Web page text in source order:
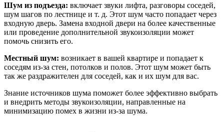
Шум из подъезда: включает звуки лифта, разговоры соседей,
шум шагов по лестнице и т. д. Этот шум часто попадает через
входную дверь. Замена входной двери на более качественные
или проведение дополнительной звукоизоляции может
помочь снизить его.
Местный шум: возникает в вашей квартире и попадает к
соседям из-за стен, потолков и полов. Этот шум может быть
так же раздражителен для соседей, как и их шум для вас.
Знание источников шума поможет более эффективно выбрать
и внедрить методы звукоизоляции, направленные на
минимизацию помех в жизни из-за шума.